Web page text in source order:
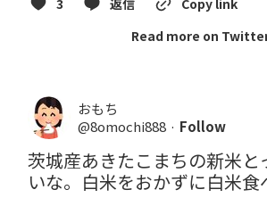
3 返信
Copy link
Read more on
おもち
@8omochi888 · Follow
茨城産あきたこまちの新米と
いな。白米をおかずに白米食